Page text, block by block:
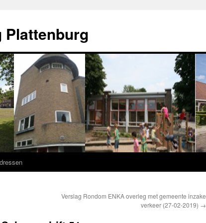
Plattenburg
Verslag Rondom ENKA overleg met gemeente inzake
verkeer (27-02-2019) →